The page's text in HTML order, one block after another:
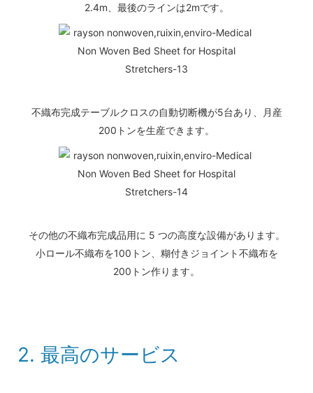
2.4m、最後のラインは2mです。
不織布完成テーブルクロスの自動切断機が5台あり、月産
200トンを生産できます。
その他の不織布完成品用に 5 つの高度な設備があります。
小ロール不織布を100トン、糊付きジョイント不織布を
200トン作ります。
2. 最高のサービス